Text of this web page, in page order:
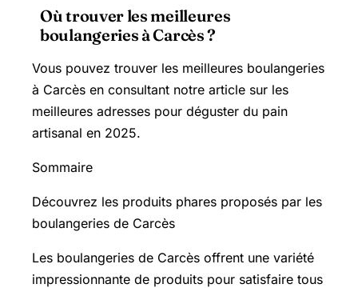
Où trouver les meilleures
boulangeries à Carcès ?
Vous pouvez trouver les meilleures boulangeries
à Carcès en consultant notre article sur les
meilleures adresses pour déguster du pain
artisanal en 2025.
Sommaire
Découvrez les produits phares proposés par les
boulangeries de Carcès
Les boulangeries de Carcès offrent une variété
impressionnante de produits pour satisfaire tous